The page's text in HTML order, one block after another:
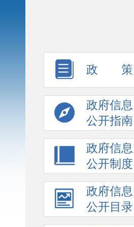
政 策
政府信息
公开指南
政府信息
公开制度
政府信息
公开目录